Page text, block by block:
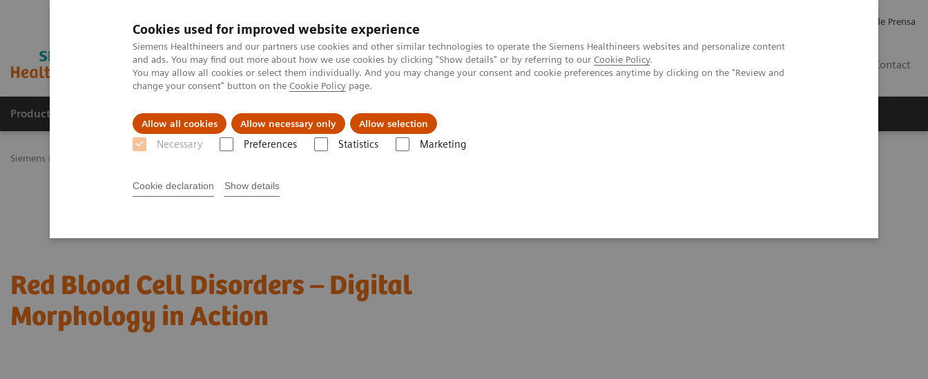
Cookies used for improved website experience
Siemens Healthineers and our partners use cookies and other similar technologies to operate the Siemens Healthineers websites and personalize content
and ads. You may find out more about how we use cookies by clicking "Show details" or by referring to our Cookie Policy.
You may allow all cookies or select them individually. And you may change your consent and cookie preferences anytime by clicking on the "Review and
change your consent" button on the Cookie Policy page.
Allow all cookies Allow necessary only Allow selection
Necessary Preferences Statistics Marketing
Cookie declaration Show details
Comunicados de Prensa
Contact
Productos y servicios Especialidades Clínicas Servicios post venta
Siemens Healthineers Latinoamérica
Red Blood Cell Disorders – Digital
Morphology in Action​